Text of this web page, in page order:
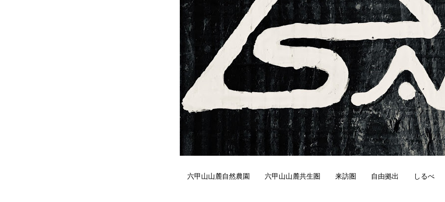
六甲山山麓自然農園 六甲山山麓共生圏 来訪圏 自由拠出 しるべ